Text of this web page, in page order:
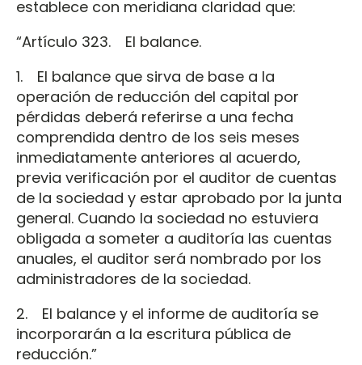
establece con meridiana claridad que:
“Artículo 323. El balance.
1. El balance que sirva de base a la
operación de reducción del capital por
pérdidas deberá referirse a una fecha
comprendida dentro de los seis meses
inmediatamente anteriores al acuerdo,
previa verificación por el auditor de cuentas
de la sociedad y estar aprobado por la junta
general. Cuando la sociedad no estuviera
obligada a someter a auditoría las cuentas
anuales, el auditor será nombrado por los
administradores de la sociedad.
2. El balance y el informe de auditoría se
incorporarán a la escritura pública de
reducción.”